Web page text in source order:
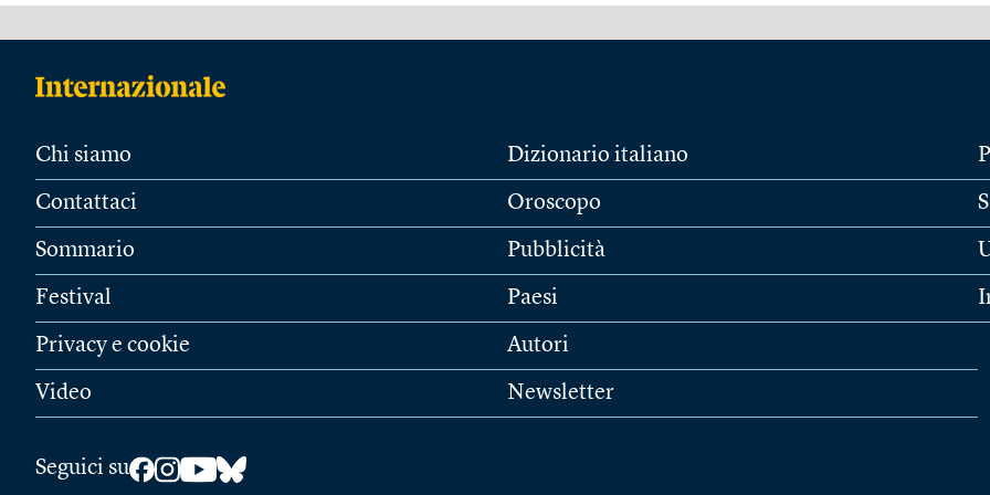
Chi siamo
Contattaci
Sommario
Festival
Privacy e cookie
Video
Dizionario italiano
Oroscopo
Pubblicità
Paesi
Autori
Newsletter
Seguici su